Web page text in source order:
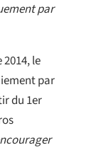
par
le
par
du 1er